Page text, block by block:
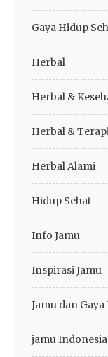
Gaya Hidup
Herbal
Herbal &
Herbal &
Herbal Alami
Hidup Sehat
Info Jamu
Inspirasi Jamu
Jamu dan
jamu Indonesia